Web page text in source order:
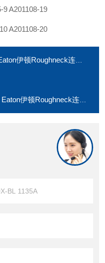
A201108-19
A201108-20
连接器E1049-1837X-G 1135A
连接器E1049-1822X-PR 1135A